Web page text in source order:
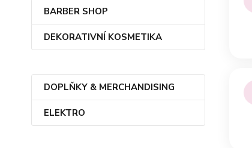
BARBER SHOP
DEKORATIVNÍ KOSMETIKA
DOPLŇKY & MERCHANDISING
ELEKTRO